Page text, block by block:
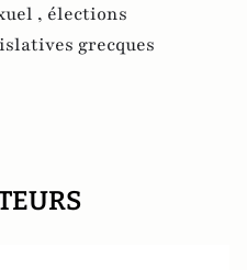
, élections
grecques